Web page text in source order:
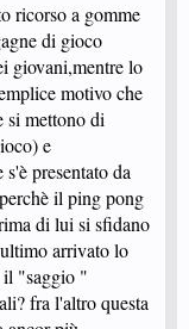
ricorso a gomme
di gioco
giovani,mentre lo
motivo che
si mettono di
e
presentato da
il ping pong
di lui si sfidano
arrivato lo
il "saggio "
fra l'altro questa